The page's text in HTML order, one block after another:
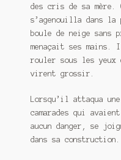
des cris de sa mère.
s’agenouilla dans
boule de neige
menaçait ses
rouler sous les yeux
virent grossir.
Lorsqu’il attaqua
camarades qui
aucun danger, se
dans sa construction.